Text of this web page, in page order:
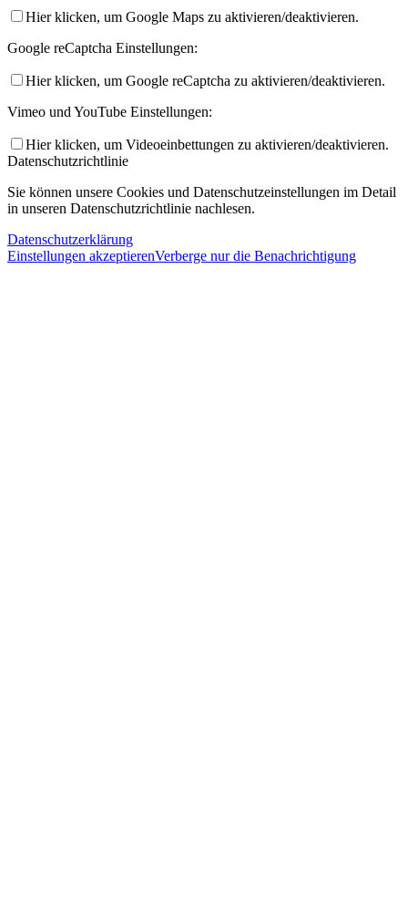
Hier klicken, um Google Maps zu aktivieren/deaktivieren.
Google reCaptcha Einstellungen:
Hier klicken, um Google reCaptcha zu aktivieren/deaktivieren.
Vimeo und YouTube Einstellungen:
Hier klicken, um Videoeinbettungen zu aktivieren/deaktivieren.
Datenschutzrichtlinie
Sie können unsere Cookies und Datenschutzeinstellungen im Detail
in unseren Datenschutzrichtlinie nachlesen.
Datenschutzerklärung
Einstellungen akzeptierenVerberge nur die Benachrichtigung